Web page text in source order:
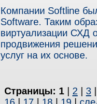
Компании Softline
Software. Таким
виртуализации СХД
продвижения
услуг на их основе.
Страницы: 1 2 3